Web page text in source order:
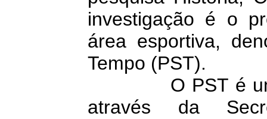
investigação é o
área esportiva,
Tempo (PST).
O PST é uma
através da